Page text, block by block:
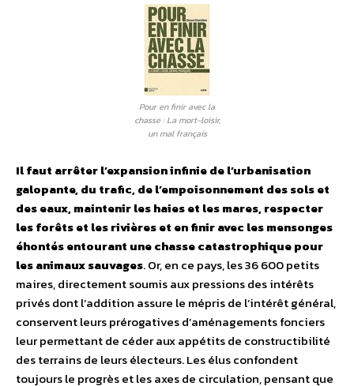
Pour en finir avec la
chasse : La mort-loisir,
un mal français
Il faut arrêter l’expansion infinie de l’urbanisation
galopante, du trafic, de l’empoisonnement des sols et
des eaux, maintenir les haies et les mares, respecter
les forêts et les rivières et en finir avec les mensonges
éhontés entourant une chasse catastrophique pour
les animaux sauvages. Or, en ce pays, les 36 600 petits
maires, directement soumis aux pressions des intérêts
privés dont l’addition assure le mépris de l’intérêt général,
conservent leurs prérogatives d’aménagements fonciers
leur permettant de céder aux appétits de constructibilité
des terrains de leurs électeurs. Les élus confondent
toujours le progrès et les axes de circulation, pensant que